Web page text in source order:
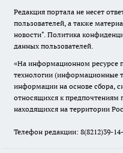
Редакция портала не несет
пользователей, а также
новости". Политика
данных пользователей.
«На информационном ресурсе
технологии (информационные
информации на основе сбора,
относящихся к предпочтениям
находящихся на территории
Телефон редакции: 8(8212)39-